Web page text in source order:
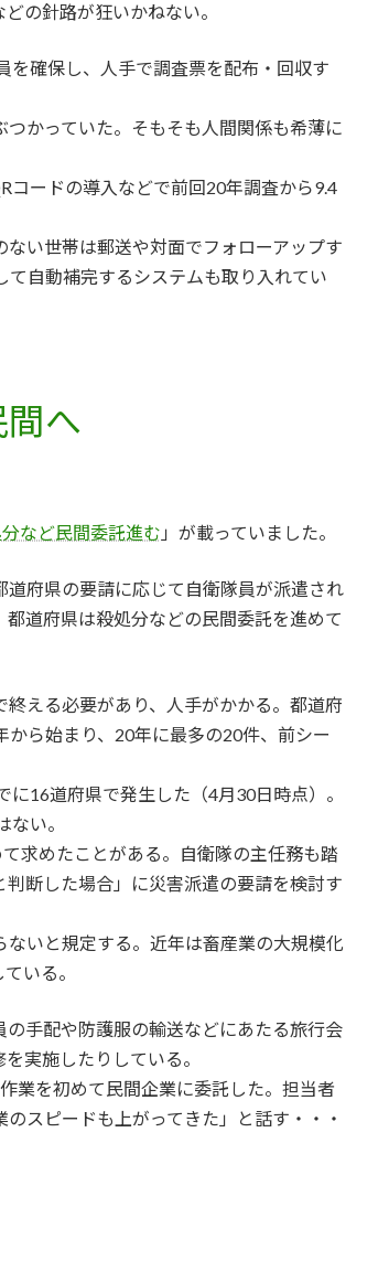
の針路が狂いかねない。
を確保し、人手で調査票を配布・回収す
かっていた。そもそも人間関係も希薄に
コードの導入などで前回20年調査から9.4
い世帯は郵送や対面でフォローアップす
自動補完するシステムも取り入れてい
へ
など民間委託進む 」が載っていました。
府県の要請に応じて自衛隊員が派遣され
道府県は殺処分などの民間委託を進めて
える必要があり、人手がかかる。都道府
ら始まり、20年に最多の20件、前シー
16道府県で発生した（4月30日時点）。
い。
求めたことがある。自衛隊の主任務も踏
断した場合」に災害派遣の要請を検討す
いと規定する。近年は畜産業の大規模化
いる。
手配や防護服の輸送などにあたる旅行会
実施したりしている。
業を初めて民間企業に委託した。担当者
スピードも上がってきた」と話す・・・